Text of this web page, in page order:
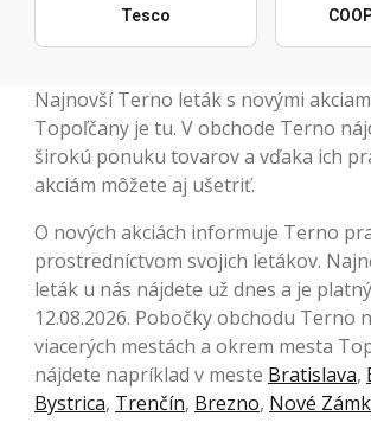
Tesco
Najnovší Terno leták s novými
Topoľčany je tu. V obchode Terno
širokú ponuku tovarov a vďaka ich
akciám môžete aj ušetriť.
O nových akciách informuje Terno
prostredníctvom svojich letákov.
leták u nás nájdete už dnes a je
12.08.2026. Pobočky obchodu Terno
viacerých mestách a okrem mesta
nájdete napríklad v meste Bratislava,
Bystrica, Trenčín, Brezno, Nové